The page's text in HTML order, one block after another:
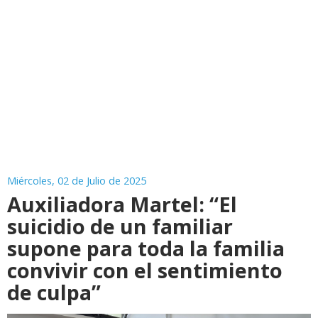
Miércoles, 02 de Julio de 2025
Auxiliadora Martel: “El
suicidio de un familiar
supone para toda la familia
convivir con el sentimiento
de culpa”